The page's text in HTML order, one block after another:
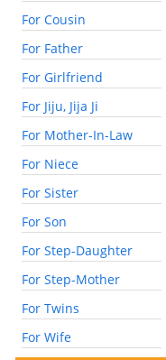
For Cousin
For Father
For Girlfriend
For Jiju, Jija Ji
For Mother-In-Law
For Niece
For Sister
For Son
For Step-Daughter
For Step-Mother
For Twins
For Wife